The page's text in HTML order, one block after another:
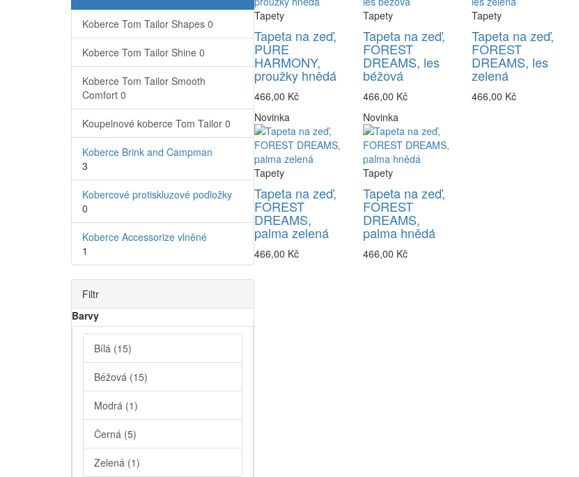
Koberce Tom Tailor Shapes 0
Koberce Tom Tailor Shine 0
Koberce Tom Tailor Smooth
Comfort 0
Koupelnové koberce Tom Tailor 0
Koberce Brink and Campman
3
Kobercové protiskluzové podložky
0
Koberce Accessorize vlněné
1
Filtr
Barvy
Bílá (15)
Béžová (15)
Modrá (1)
Černá (5)
Zelená (1)
Tapety
Tapeta na zeď,
PURE
HARMONY,
proužky hnědá
466,00 Kč
Tapety
Tapeta na zeď,
FOREST
DREAMS, les
béžová
466,00 Kč
Tapety
Tapeta na zeď,
FOREST
DREAMS, les
zelená
466,00 Kč
Novinka
Tapety
Tapeta na zeď,
FOREST
DREAMS,
palma zelená
466,00 Kč
Novinka
Tapety
Tapeta na zeď,
FOREST
DREAMS,
palma hnědá
466,00 Kč